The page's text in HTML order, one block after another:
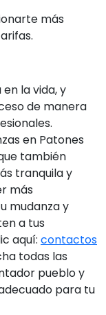
más
la vida, y
de manera
en Patones
también
tranquila y
más
mudanza y
a tus
aquí: contactos
todas las
pueblo y
para tu